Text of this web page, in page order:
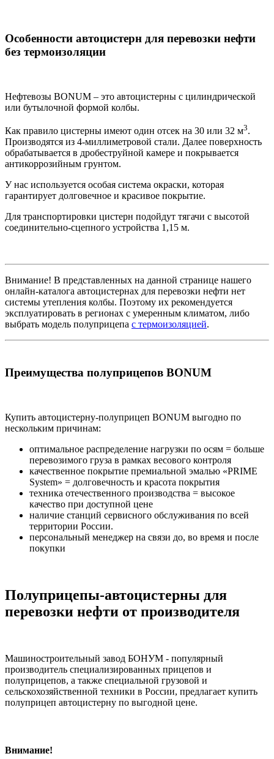
Особенности автоцистерн для перевозки нефти
без термоизоляции
Нефтевозы BONUM – это автоцистерны с цилиндрической
или бутылочной формой колбы.
Как правило цистерны имеют один отсек на 30 или 32 м3.
Производятся из 4-миллиметровой стали. Далее поверхность
обрабатывается в дробеструйной камере и покрывается
антикоррозийным грунтом.
У нас используется особая система окраски, которая
гарантирует долговечное и красивое покрытие.
Для транспортировки цистерн подойдут тягачи с высотой
соединительно-сцепного устройства 1,15 м.
Внимание! В представленных на данной странице нашего
онлайн-каталога автоцистернах для перевозки нефти нет
системы утепления колбы. Поэтому их рекомендуется
эксплуатировать в регионах с умеренным климатом, либо
выбрать модель полуприцепа с термоизоляцией.
Преимущества полуприцепов BONUM
Купить автоцистерну-полуприцеп BONUM выгодно по
нескольким причинам:
оптимальное распределение нагрузки по осям = больше
перевозимого груза в рамках весового контроля
качественное покрытие премиальной эмалью «PRIME
System» = долговечность и красота покрытия
техника отечественного производства = высокое
качество при доступной цене
наличие станций сервисного обслуживания по всей
территории России.
персональный менеджер на связи до, во время и после
покупки
Полуприцепы-автоцистерны для
перевозки нефти от производителя
Машиностроительный завод БОНУМ - популярный
производитель специализированных прицепов и
полуприцепов, а также специальной грузовой и
сельскохозяйственной техники в России, предлагает купить
полуприцеп автоцистерну по выгодной цене.
Внимание!